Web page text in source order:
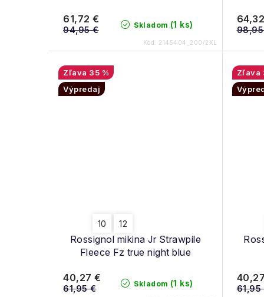
Skladom (1 ks)
61,72 €
94,95 €
Kód: 2145404_200/2XL
Rossignol mikina Jr Strawpile
Fleece Fz true night blue
35 %
Výpredaj
10 12
Skladom (1 ks)
40,27 €
61,95 € 61,95